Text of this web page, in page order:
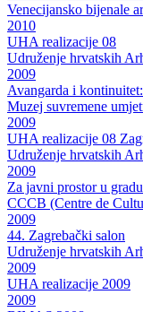
Venecijansko bijenale
2010
UHA realizacije 08
Udruženje hrvatskih
2009
Avangarda i
Muzej suvremene
2009
UHA realizacije 08
Udruženje hrvatskih
2009
Za javni prostor u
CCCB (Centre de
2009
44. Zagrebački salon
Udruženje hrvatskih
2009
UHA realizacije 2009
2009